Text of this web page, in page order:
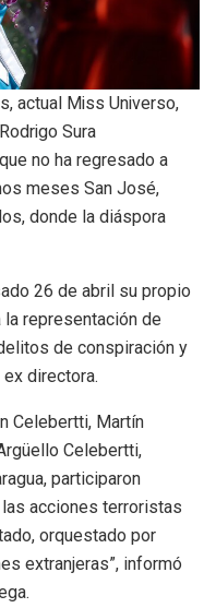
actual Miss Universo,
Sura
no ha regresado a
meses San José,
donde la diáspora
26 de abril su propio
representación de
de conspiración y
directora.
Celebertti, Martín
Celebertti,
participaron
acciones terroristas
orquestado por
extranjeras”, informó